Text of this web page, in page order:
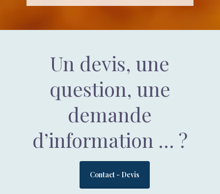
Un devis, une
question, une
demande
d’information … ?
Contact - Devis